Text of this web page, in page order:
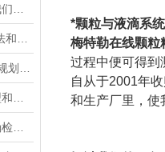
*颗粒与液滴系
梅特勒在线颗粒
过程中便可得到
自从于2001年
和生产厂里，使